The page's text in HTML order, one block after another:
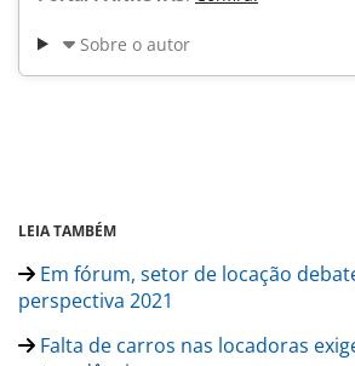
Sobre o autor
LEIA TAMBÉM
Em fórum, setor de locação
perspectiva 2021
Falta de carros nas locadoras